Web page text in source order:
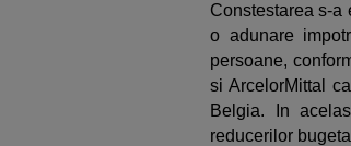
Constestarea s-a
o adunare
persoane,
si ArcelorMittal
Belgia. In
reducerilor